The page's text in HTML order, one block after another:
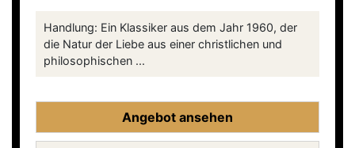
Handlung: Ein Klassiker aus dem Jahr 1960, der
die Natur der Liebe aus einer christlichen und
philosophischen ...
Angebot ansehen